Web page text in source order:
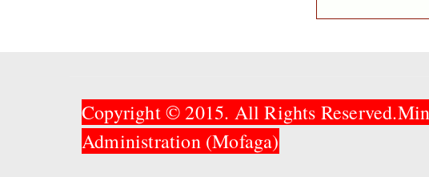
Copyright © 2015. All Rights
Administration (Mofaga)